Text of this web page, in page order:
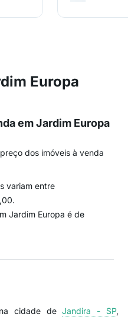
Europa
em Jardim Europa
dos imóveis à venda
variam entre
Jardim Europa é de
cidade deJandira - SP,